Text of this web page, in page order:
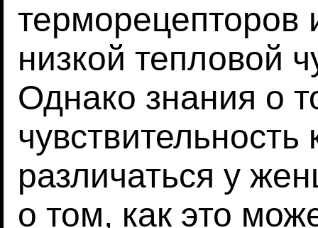
терморецепторов
низкой тепловой
Однако знания о
различаться у
о том, как это